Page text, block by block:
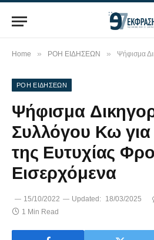
Home » ΡΟΗ ΕΙΔΗΣΕΩΝ » Ψήφισμα Δικηγορικού
ΡΟΗ ΕΙΔΗΣΕΩΝ
Ψήφισμα
Συλλόγου Κω για
της Ευτυχίας
Εισερχόμενα
15/10/2022 Updated: 18/03/2025
1 Min Read